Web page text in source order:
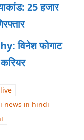
25 हजार
विनेश फोगाट
news in hindi